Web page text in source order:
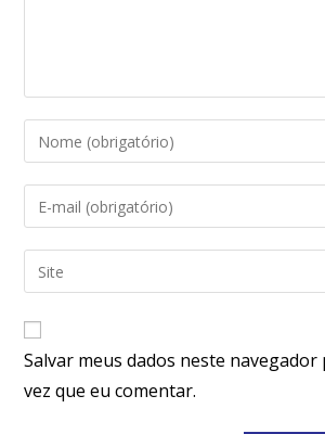
Salvar meus dados neste
vez que eu comentar.